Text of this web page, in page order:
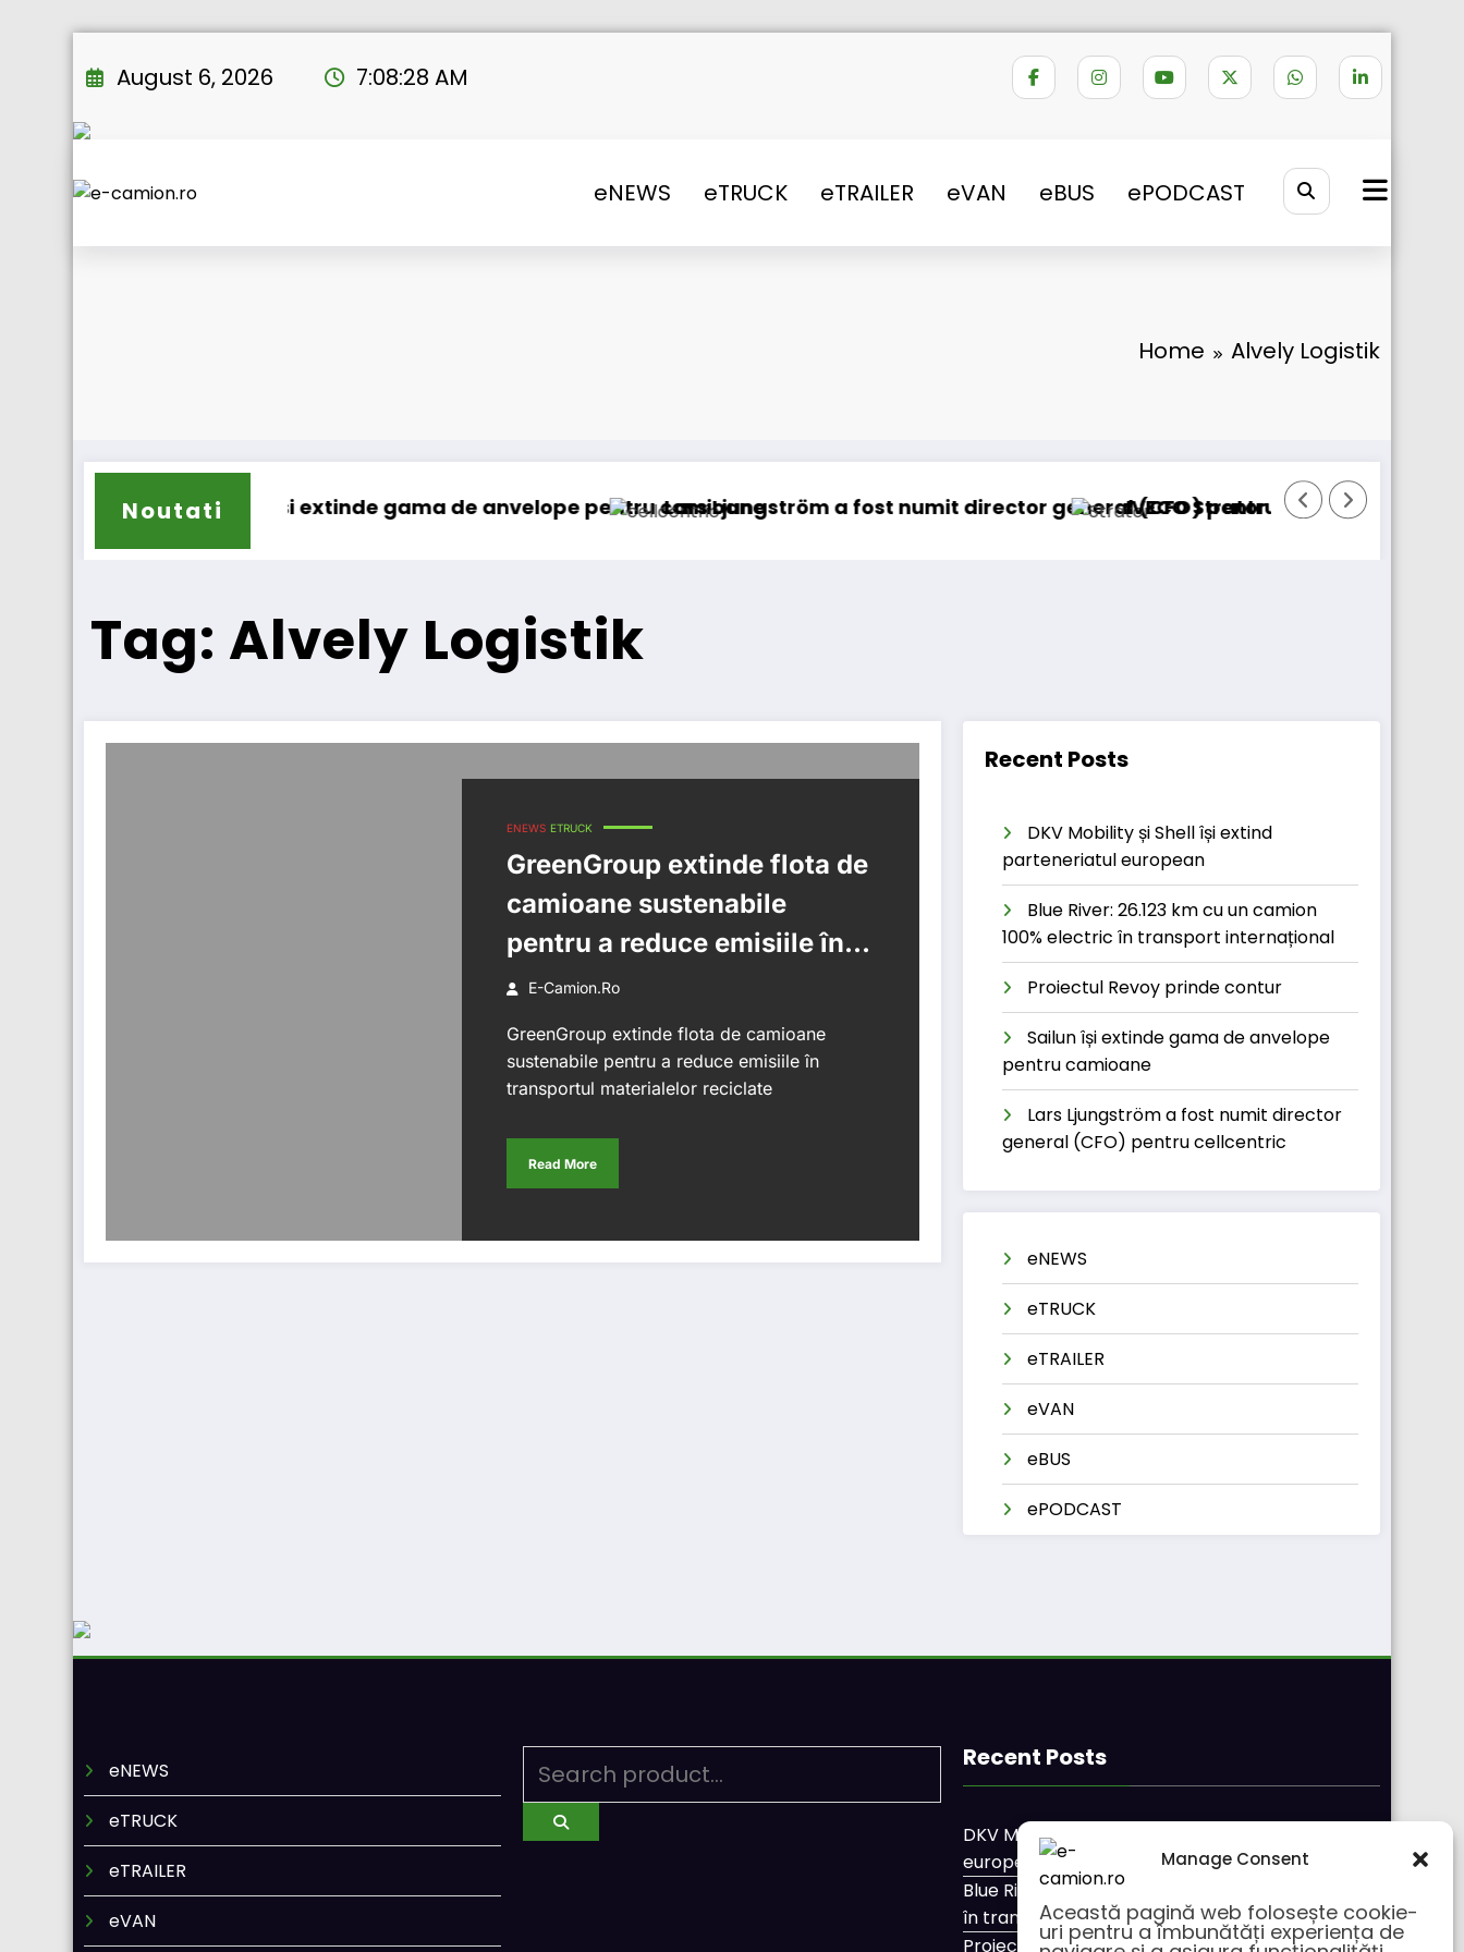
Manage Consent
Această pagină web folosește cookie-
uri pentru a îmbunătăți experiența de
to
August 6, 2026 7:08:29 AM
eNEWS eTRUCK eTRAILER eVAN eBUS ePODCAST
Home Alvely Logistik
Noutati
Sailun își extinde gama de anvelope pentru camioaneLars Ljungström a fost numit director general (CFO) pentru cellcentric
IVECO Strator se întoarce
Tag: Alvely Logistik
ENEWS ETRUCK
GreenGroup extinde flota de
camioane sustenabile
pentru a reduce emisiile în
transportul materialelor
reciclate
E-Camion.ro
GreenGroup extinde flota de camioane
sustenabile pentru a reduce emisiile în
transportul materialelor reciclate
Read More
Recent Posts
DKV Mobility și Shell își extind
parteneriatul european
Blue River: 26.123 km cu un camion
100% electric în transport internațional
Proiectul Revoy prinde contur
Sailun își extinde gama de anvelope
pentru camioane
Lars Ljungström a fost numit director
general (CFO) pentru cellcentric
eNEWS
eTRUCK
eTRAILER
eVAN
eBUS
ePODCAST
eNEWS
eTRUCK
eTRAILER
eVAN
Recent Posts
DKV Mobility și Shell își extind parteneriatul
european
Blue River: 26.123 km cu un camion 100% electric
în transport internațional
Proiectul Revoy prinde contur